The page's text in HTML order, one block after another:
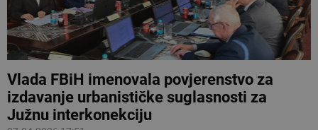
Vlada FBiH imenovala povjerenstvo za
izdavanje urbanističke suglasnosti za
Južnu interkonekciju